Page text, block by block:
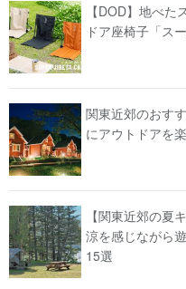
【DOD】地べ
ドア座椅子「ス
関東近郊のおす
にアウトドアを
【関東近郊の夏
涼を感じながら
15選